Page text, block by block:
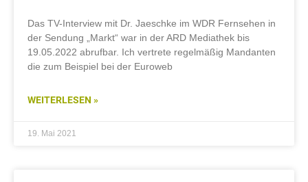
Das TV-Interview mit Dr. Jaeschke im WDR Fernsehen in
der Sendung „Markt“ war in der ARD Mediathek bis
19.05.2022 abrufbar. Ich vertrete regelmäßig Mandanten
die zum Beispiel bei der Euroweb
WEITERLESEN »
19. Mai 2021